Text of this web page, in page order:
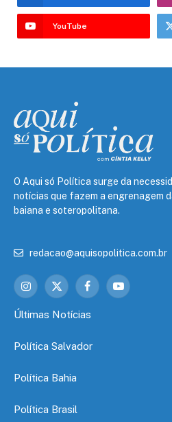
YouTube
O Aqui só Política surge da
notícias que fazem a engrenagem
baiana e soteropolitana.
redacao@aquisopolitica.com.br
Instagram
X
FacebookYouTube
Últimas Notícias
Política Salvador
Política Bahia
Política Brasil